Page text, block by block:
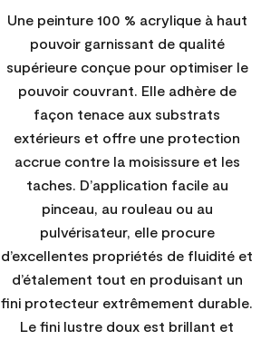
Une peinture 100 % acrylique à haut
pouvoir garnissant de qualité
supérieure conçue pour optimiser le
pouvoir couvrant. Elle adhère de
façon tenace aux substrats
extérieurs et offre une protection
accrue contre la moisissure et les
taches. D’application facile au
pinceau, au rouleau ou au
pulvérisateur, elle procure
d’excellentes propriétés de fluidité et
d’étalement tout en produisant un
fini protecteur extrêmement durable.
Le fini lustre doux est brillant et